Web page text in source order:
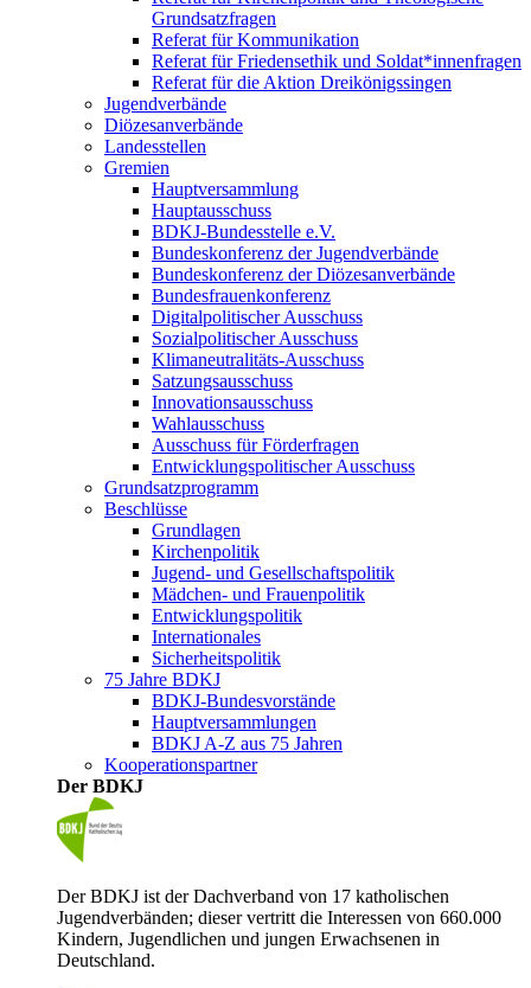
Grundsatzfragen
Referat für Kommunikation
Referat für Friedensethik und Soldat*innenfragen
Referat für die Aktion Dreikönigssingen
Jugendverbände
Diözesanverbände
Landesstellen
Gremien
Hauptversammlung
Hauptausschuss
BDKJ-Bundesstelle e.V.
Bundeskonferenz der Jugendverbände
Bundeskonferenz der Diözesanverbände
Bundesfrauenkonferenz
Digitalpolitischer Ausschuss
Sozialpolitischer Ausschuss
Klimaneutralitäts-Ausschuss
Satzungsausschuss
Innovationsausschuss
Wahlausschuss
Ausschuss für Förderfragen
Entwicklungspolitischer Ausschuss
Grundsatzprogramm
Beschlüsse
Grundlagen
Kirchenpolitik
Jugend- und Gesellschaftspolitik
Mädchen- und Frauenpolitik
Entwicklungspolitik
Internationales
Sicherheitspolitik
75 Jahre BDKJ
BDKJ-Bundesvorstände
Hauptversammlungen
BDKJ A-Z aus 75 Jahren
Kooperationspartner
Der BDKJ
Der BDKJ ist der Dachverband von 17 katholischen
Jugendverbänden; dieser vertritt die Interessen von 660.000
Kindern, Jugendlichen und jungen Erwachsenen in
Deutschland.